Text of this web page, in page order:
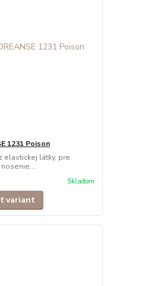
1231 Poison
elastickej látky, pre
Skladom
variant